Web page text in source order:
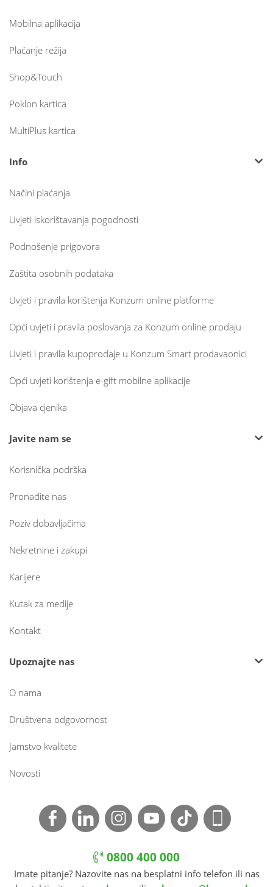
Mobilna aplikacija
Plaćanje režija
Shop&Touch
Poklon kartica
MultiPlus kartica
Info
Načini plaćanja
Uvjeti iskorištavanja pogodnosti
Podnošenje prigovora
Zaštita osobnih podataka
Uvjeti i pravila korištenja Konzum online platforme
Opći uvjeti i pravila poslovanja za Konzum online prodaju
Uvjeti i pravila kupoprodaje u Konzum Smart prodavaonici
Opći uvjeti korištenja e-gift mobilne aplikacije
Objava cjenika
Javite nam se
Korisnička podrška
Pronađite nas
Poziv dobavljačima
Nekretnine i zakupi
Karijere
Kutak za medije
Kontakt
Upoznajte nas
O nama
Društvena odgovornost
Jamstvo kvalitete
Novosti
0800 400 000
Imate pitanje? Nazovite nas na besplatni info telefon ili nas